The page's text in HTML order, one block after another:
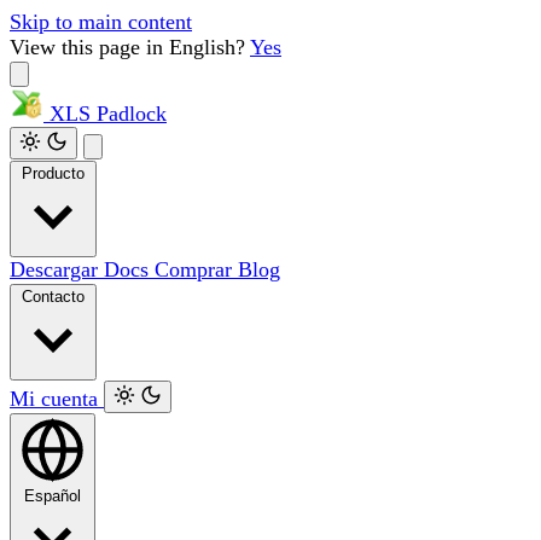
Skip to main content
View this page in English? Yes
XLS Padlock
Descargar Docs Comprar Blog
Mi cuenta
Español